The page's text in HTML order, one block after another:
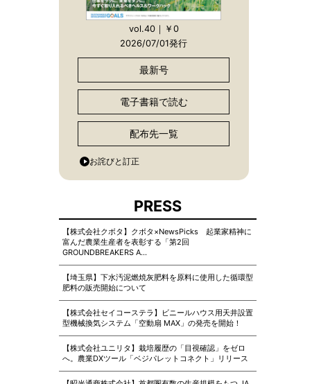
vol.40｜￥0
2026/07/01発行
最新号
電子書籍で読む
配布先一覧
お詫びと訂正
PRESS
【株式会社クボタ】クボタ×NewsPicks 起業家精神に
富んだ農業生産者を表彰する「第2回
GROUNDBREAKERS A…
【埼玉県】下水汚泥燃焼灰肥料を原料に使用した循環型
肥料の販売開始について
【株式会社セイコーステラ】ビニールハウス用天井設置
型機械換気システム「空動扇 MAX」の発売を開始！
【株式会社ユニリタ】栽培履歴の「目視確認」をゼロ
へ。農業DXツール「ベジパレットコネクト」リリース